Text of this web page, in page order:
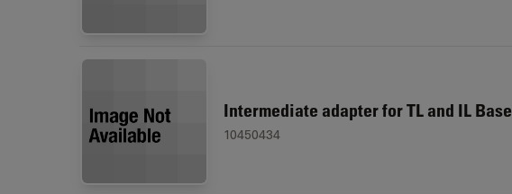
Intermediate adapter for TL and IL Base
10450434